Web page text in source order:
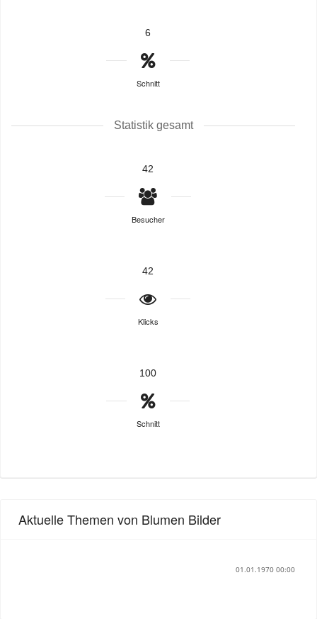
6
Schnitt
Statistik gesamt
42
Besucher
42
Klicks
100
Schnitt
Aktuelle Themen von Blumen Bilder
01.01.1970 00:00